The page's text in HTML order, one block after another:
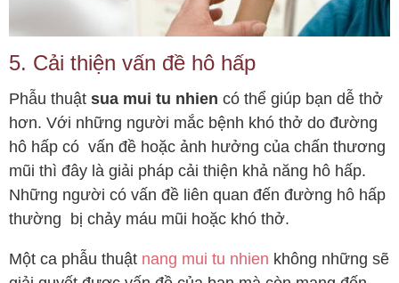
5. Cải thiện vấn đề hô hấp
Phẫu thuật sua mui tu nhien có thể giúp bạn dễ thở
hơn. Với những người mắc bệnh khó thở do đường
hô hấp có vấn đề hoặc ảnh hưởng của chấn thương
mũi thì đây là giải pháp cải thiện khả năng hô hấp.
Những người có vấn đề liên quan đến đường hô hấp
thường bị chảy máu mũi hoặc khó thở.
Một ca phẫu thuật nang mui tu nhien không những sẽ